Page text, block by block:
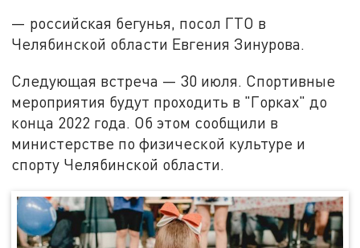
— российская бегунья, посол ГТО в
Челябинской области Евгения Зинурова.
Следующая встреча — 30 июля. Спортивные
мероприятия будут проходить в "Горках" до
конца 2022 года. Об этом сообщили в
министерстве по физической культуре и
спорту Челябинской области.